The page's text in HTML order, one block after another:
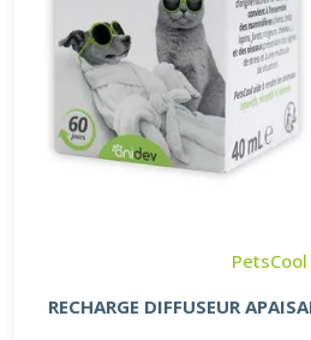
PetsCool
RECHARGE DIFFUSEUR